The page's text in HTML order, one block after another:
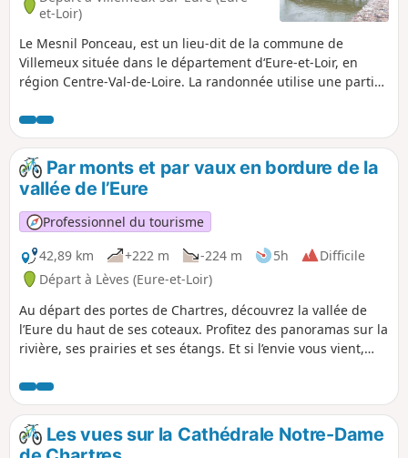
et-Loir)
Le Mesnil Ponceau, est un lieu-dit de la commune de
Villemeux située dans le département d‘Eure-et-Loir, en
région Centre-Val-de-Loire. La randonnée utilise une partie
vue sur la vallée.
Par monts et par vaux en bordure de la
vallée de l’Eure
Professionnel du tourisme
42,89 km
+222 m -224 m 5h
Difficile
Départ à Lèves (Eure-et-Loir)
Au départ des portes de Chartres, découvrez la vallée de
l’Eure du haut de ses coteaux. Profitez des panoramas sur la
rivière, ses prairies et ses étangs. Et si l’envie vous vient,
sous son aqueduc et son château.
Les vues sur la Cathédrale Notre-Dame